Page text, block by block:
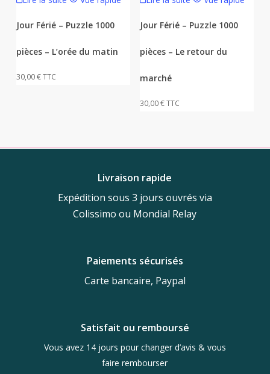
Jour Férié – Puzzle 1000
pièces – L’orée du matin
30,00€TTC
Jour Férié – Puzzle 1000
pièces – Le retour du
marché
30,00€TTC
Livraison rapide
Expédition sous 3 jours ouvrés via
Colissimo ou Mondial Relay
Paiements sécurisés
Carte bancaire, Paypal
Satisfait ou remboursé
Vous avez 14 jours pour changer d’avis & vous
faire rembourser